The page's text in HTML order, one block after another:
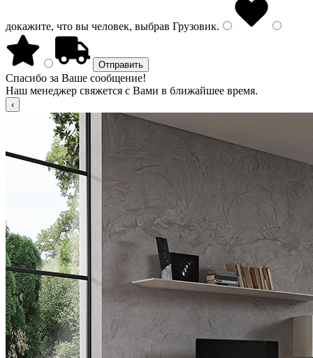
докажите, что вы человек, выбрав Грузовик.
Спасибо за Ваше сообщение!
Наш менеджер свяжется с Вами в ближайшее время.